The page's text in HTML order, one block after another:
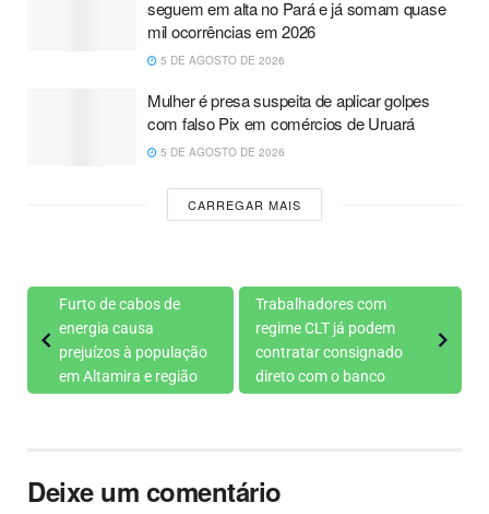
seguem em alta no Pará e já somam quase
mil ocorrências em 2026
5 DE AGOSTO DE 2026
Mulher é presa suspeita de aplicar golpes
com falso Pix em comércios de Uruará
5 DE AGOSTO DE 2026
CARREGAR MAIS
Furto de cabos de
energia causa
prejuízos à população
em Altamira e região
Trabalhadores com
regime CLT já podem
contratar consignado
direto com o banco
Deixe um comentário